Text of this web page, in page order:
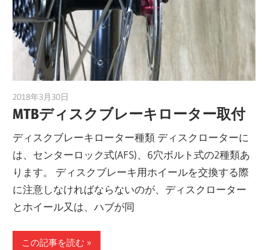
2018年3月30日
MTBディスクブレーキローター取付
ディスクブレーキローター種類 ディスクローターに
は、センターロック式(AFS)、6穴ボルト式の2種類あ
ります。 ディスクブレーキ用ホイールを交換する際
に注意しなければならないのが、ディスクローター
とホイール又は、ハブが同
この記事を読む